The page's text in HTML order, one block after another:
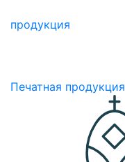
продукция
Печатная продукция